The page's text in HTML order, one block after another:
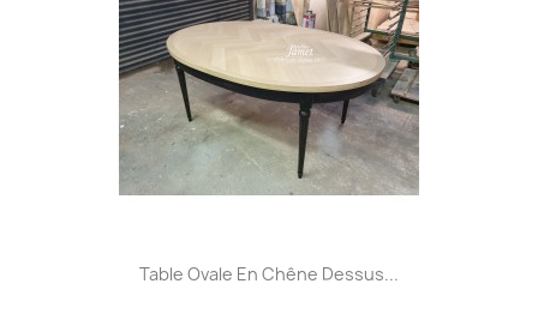
Table Ovale En Chêne Dessus...